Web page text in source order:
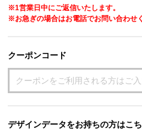
※1営業日中にご返信いたします。
※お急ぎの場合はお電話でお問い合わせ
クーポンコード
デザインデータをお持ちの方はこ